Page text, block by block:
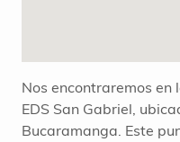
Nos encontraremos en
EDS San Gabriel,
Bucaramanga. Este